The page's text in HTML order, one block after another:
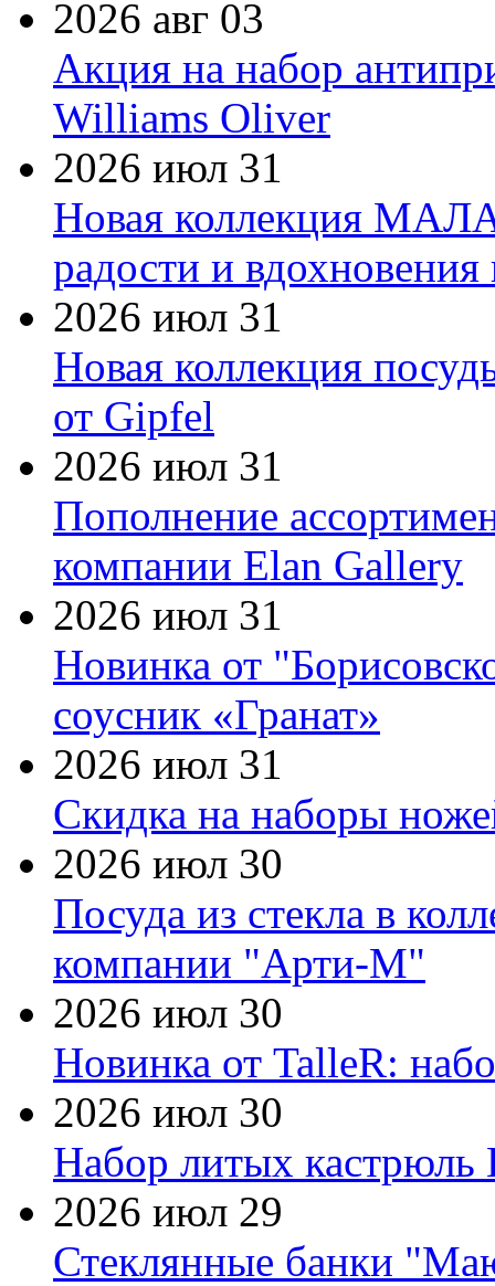
2026 авг 03
Акция на набор
Williams Oliver
2026 июл 31
Новая коллекция
радости и
2026 июл 31
Новая коллекция
от Gipfel
2026 июл 31
Пополнение
компании Elan Gallery
2026 июл 31
Новинка от
соусник «Гранат»
2026 июл 31
Скидка на наборы
2026 июл 30
Посуда из стекла в
компании "Арти-М"
2026 июл 30
Новинка от TalleR:
2026 июл 30
Набор литых кастрюль
2026 июл 29
Стеклянные банки